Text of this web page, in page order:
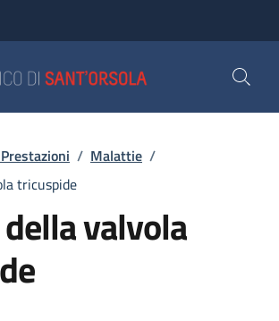
pane / Malattie /
tricuspide
valvola